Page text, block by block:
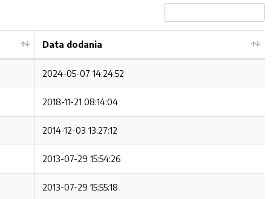
Data dodania
2024-05-07 14:24:52
2018-11-21 08:14:04
2014-12-03 13:27:12
2013-07-29 15:54:26
2013-07-29 15:55:18